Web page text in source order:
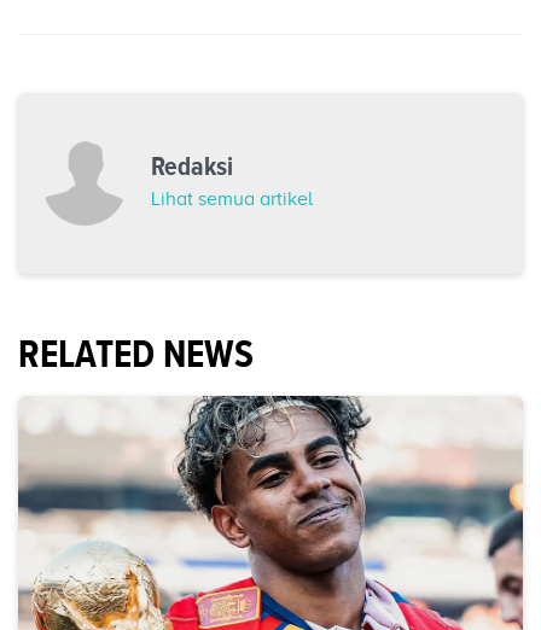
Redaksi
Lihat semua artikel
RELATED NEWS